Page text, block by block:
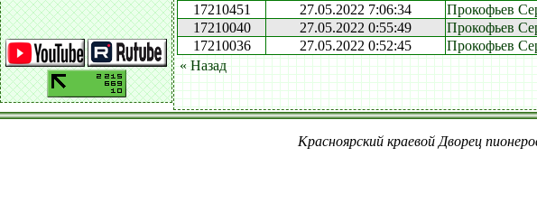
17210451
27.05.2022 7:06:34 Прокофьев
17210040
27.05.2022 0:55:49 Прокофьев
17210036
27.05.2022 0:52:45 Прокофьев
« Назад
Красноярский краевой Дворец